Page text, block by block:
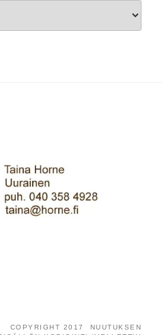
COPYRIGHT 2017 NUUTUKSEN